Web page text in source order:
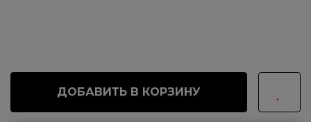
ДОБАВИТЬ В КОРЗИНУ